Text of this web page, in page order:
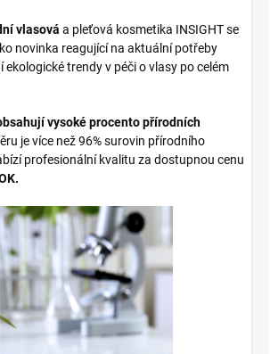
vlasová a pleťová kosmetika INSIGHT se
novinka reagující na aktuální potřeby
trendy v péči o vlasy po celém
vysoké procento přírodních
je více než 96% surovin přírodního
profesionální kvalitu za dostupnou cenu